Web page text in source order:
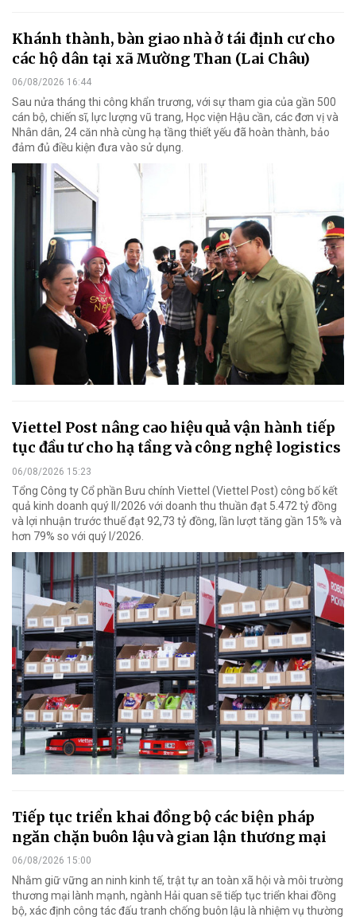
Khánh thành, bàn giao nhà ở tái định cư cho
các hộ dân tại xã Mường Than (Lai Châu)
06/08/2026 16:44
Sau nửa tháng thi công khẩn trương, với sự tham gia của gần 500
cán bộ, chiến sĩ, lực lượng vũ trang, Học viện Hậu cần, các đơn vị và
Nhân dân, 24 căn nhà cùng hạ tầng thiết yếu đã hoàn thành, bảo
đảm đủ điều kiện đưa vào sử dụng.
Viettel Post nâng cao hiệu quả vận hành tiếp
tục đầu tư cho hạ tầng và công nghệ logistics
06/08/2026 15:23
Tổng Công ty Cổ phần Bưu chính Viettel (Viettel Post) công bố kết
quả kinh doanh quý II/2026 với doanh thu thuần đạt 5.472 tỷ đồng
và lợi nhuận trước thuế đạt 92,73 tỷ đồng, lần lượt tăng gần 15% và
hơn 79% so với quý I/2026.
Tiếp tục triển khai đồng bộ các biện pháp
ngăn chặn buôn lậu và gian lận thương mại
06/08/2026 15:00
Nhằm giữ vững an ninh kinh tế, trật tự an toàn xã hội và môi trường
thương mại lành mạnh, ngành Hải quan sẽ tiếp tục triển khai đồng
bộ, xác định công tác đấu tranh chống buôn lậu là nhiệm vụ thường